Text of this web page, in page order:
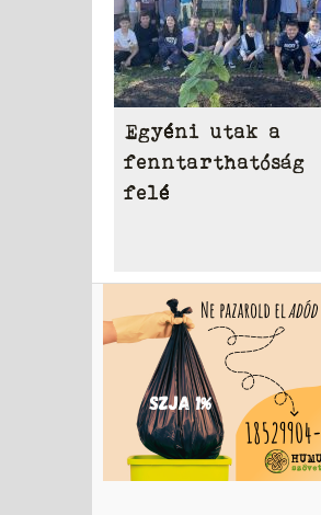
Egyéni utak a
fenntarthatóság
felé